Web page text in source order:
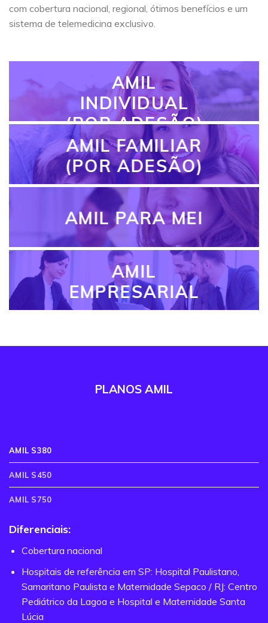
com cobertura nacional, regional, ótimos benefícios e um
sistema de telemedicina exclusivo.
AMIL
INDIVIDUAL
(POR ADESÃO)
AMIL FAMILIAR
(POR ADESÃO)
AMIL PARA MEI
AMIL
EMPRESARIAL
PLANOS AMIL
AMIL S380
AMIL S450
AMIL S750
Diferenciais:
Cobertura nacional
Hospitais de referência em SP: Hospital Paulistano,
Samaritano Paulista e Maternidade Sepaco / RJ: Centro
Pediátrico da Lagoa e Hospital e Maternidade Santa
Lúcia